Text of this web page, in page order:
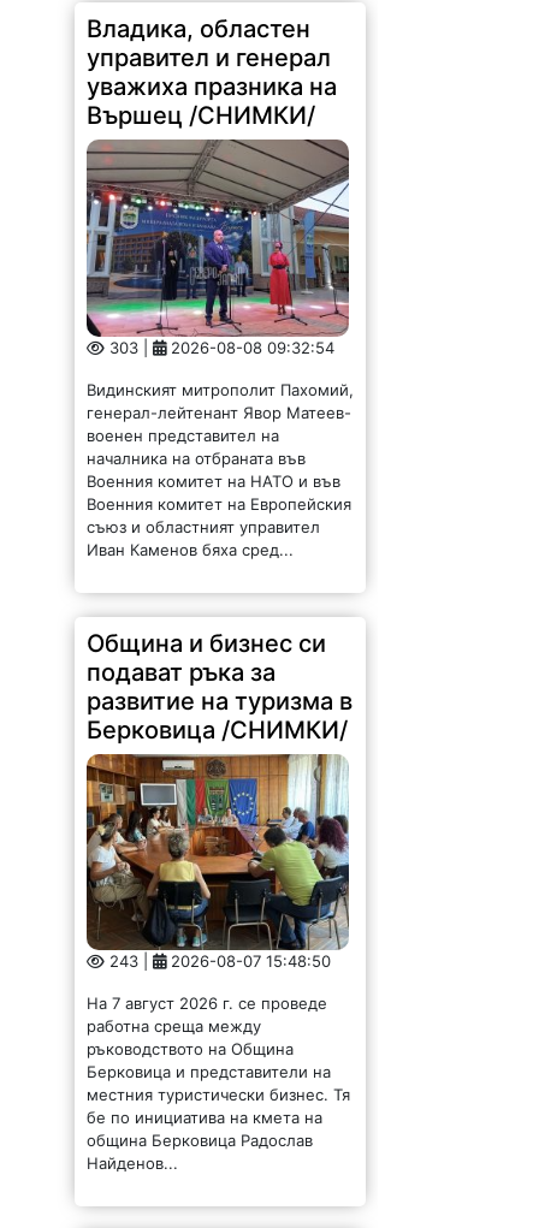
Владика, областен
управител и генерал
уважиха празника на
Вършец /СНИМКИ/
303 | 2026-08-08 09:32:54
генерал-лейтенант Явор Матеев-
военен представител на
началника на отбраната във
Военния комитет на НАТО и във
Военния комитет на Европейския
съюз и областният управител
Иван Каменов бяха сред...
Община и бизнес си
подават ръка за
развитие на туризма в
Берковица /СНИМКИ/
243 | 2026-08-07 15:48:50
работна среща между
ръководството на Община
Берковица и представители на
местния туристически бизнес. Тя
бе по инициатива на кмета на
община Берковица Радослав
Найденов...